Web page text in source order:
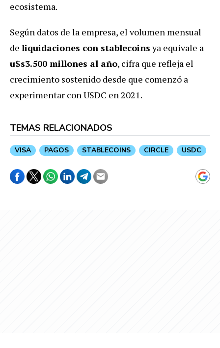
ecosistema.
Según datos de la empresa, el volumen mensual
de liquidaciones con stablecoinsya equivale a
u$s3.500 millones al año, cifra que refleja el
crecimiento sostenido desde que comenzó a
experimentar con USDC en 2021.
TEMAS RELACIONADOS
VISA PAGOS STABLECOINS CIRCLE USDC